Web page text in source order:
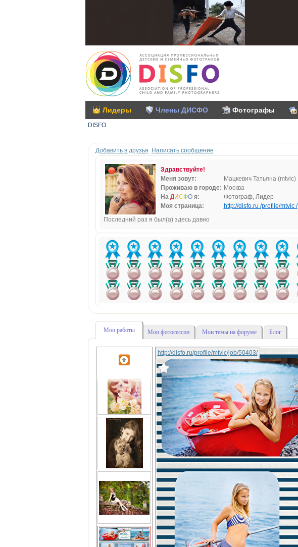
Лидеры Члены ДИСФО Фотографы
DISFO
Добавить в друзья Написать сообщение
Здравствуйте!
Меня зовут:
Мацкевич Татьяна (mtvic)
Проживаю в городе: Москва
На ДИСФОя:
Фотограф, Лидер
Моя страница:
http://disfo.ru /profile/mtvic /
Последний раз я был(а) здесь давно
Мои работы Мои фотосессии Мои темы на форуме Блог
http://disfo.ru/profile/mtvic/job/50403/